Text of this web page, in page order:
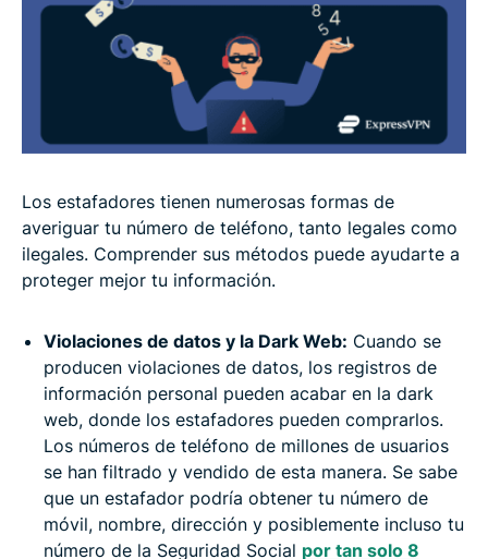
Los estafadores tienen numerosas formas de
averiguar tu número de teléfono, tanto legales como
ilegales. Comprender sus métodos puede ayudarte a
proteger mejor tu información.
Violaciones de datos y la Dark Web: Cuando se
producen violaciones de datos, los registros de
información personal pueden acabar en la dark
web, donde los estafadores pueden comprarlos.
Los números de teléfono de millones de usuarios
se han filtrado y vendido de esta manera. Se sabe
que un estafador podría obtener tu número de
móvil, nombre, dirección y posiblemente incluso tu
número de la Seguridad Social por tan solo 8